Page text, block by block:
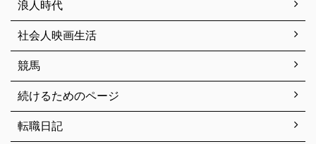
浪人時代
社会人映画生活
競馬
続けるためのページ
転職日記